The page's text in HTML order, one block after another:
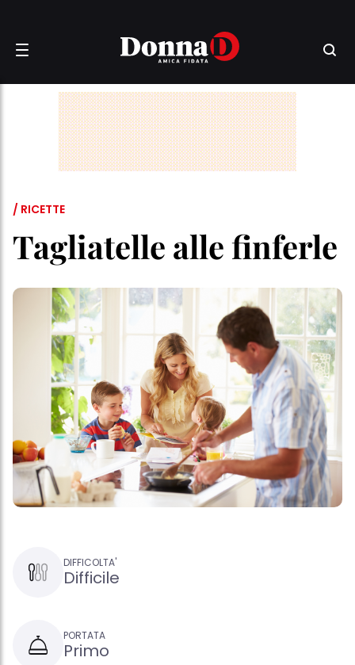
/ RICETTE
Tagliatelle alle finferle
DIFFICOLTA'
Difficile
PORTATA
Primo